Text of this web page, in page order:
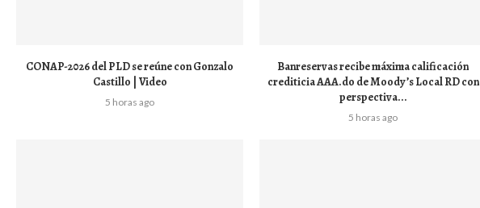
CONAP-2026 del PLD se reúne con Gonzalo
Castillo | Video
5 horas ago
Banreservas recibe máxima calificación
crediticia AAA.do de Moody’s Local RD con
perspectiva...
5 horas ago